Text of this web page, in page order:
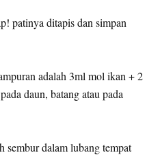
patinya ditapis dan simpan
adalah 3ml mol ikan + 2
daun, batang atau pada
sembur dalam lubang tempat